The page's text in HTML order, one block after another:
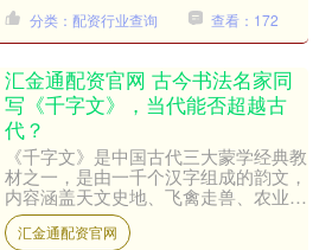
分类：配资行业查询 查看：172
汇金通配资官网 古今书法名家同
写《千字文》，当代能否超越古
代？
《千字文》是中国古代三大蒙学经典教
材之一，是由一千个汉字组成的韵文，
内容涵盖天文史地、飞禽走兽、农业知
识、道德规范、成语谚语等，被称
为“千古奇文”。自有《千字文....
汇金通配资官网